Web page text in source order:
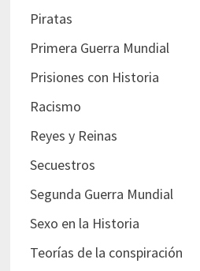
Piratas
Primera Guerra Mundial
Prisiones con Historia
Racismo
Reyes y Reinas
Secuestros
Segunda Guerra Mundial
Sexo en la Historia
Teorías de la conspiración